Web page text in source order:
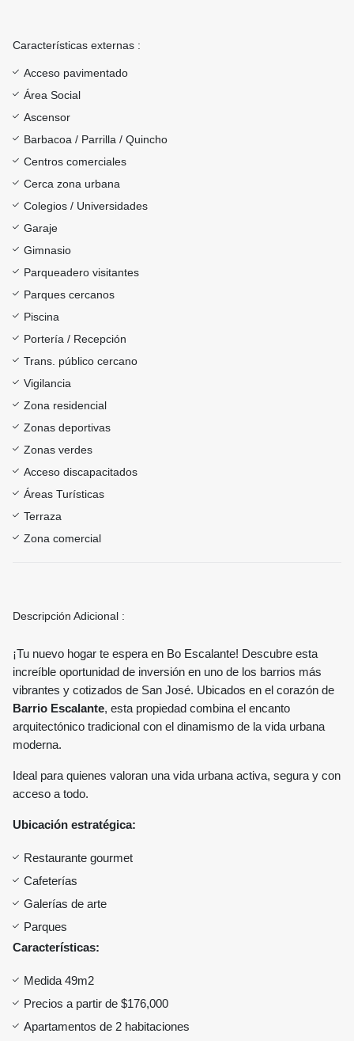
Características externas :
Acceso pavimentado
Área Social
Ascensor
Barbacoa / Parrilla / Quincho
Centros comerciales
Cerca zona urbana
Colegios / Universidades
Garaje
Gimnasio
Parqueadero visitantes
Parques cercanos
Piscina
Portería / Recepción
Trans. público cercano
Vigilancia
Zona residencial
Zonas deportivas
Zonas verdes
Acceso discapacitados
Áreas Turísticas
Terraza
Zona comercial
Descripción Adicional :
¡Tu nuevo hogar te espera en Bo Escalante! Descubre esta
increíble oportunidad de inversión en uno de los barrios más
vibrantes y cotizados de San José. Ubicados en el corazón de
Barrio Escalante, esta propiedad combina el encanto
arquitectónico tradicional con el dinamismo de la vida urbana
moderna.
Ideal para quienes valoran una vida urbana activa, segura y con
acceso a todo.
Ubicación estratégica:
Restaurante gourmet
Cafeterías
Galerías de arte
Parques
Características:
Medida 49m2
Precios a partir de $176,000
Apartamentos de 2 habitaciones